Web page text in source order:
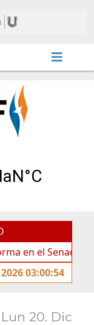
Senado
03:00:54
Lun 20. Dic